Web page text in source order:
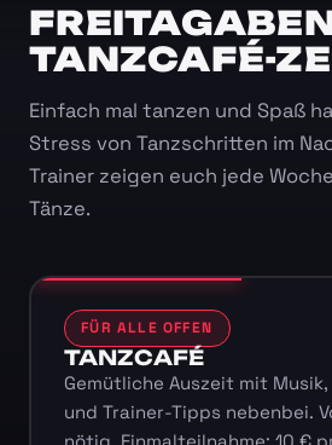
TANZCAFÉ-
Einfach mal tanzen und Spaß
Stress von Tanzschritten im
Trainer zeigen euch jede
Tänze.
FÜR ALLE OFFEN
TANZCAFÉ
Gemütliche Auszeit mit
und Trainer-Tipps nebenbei.